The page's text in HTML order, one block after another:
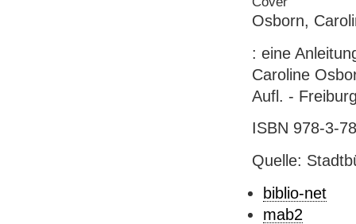
Osborn,
: eine
Caroline
Aufl. -
ISBN 978-3-
Quelle:
biblio-net
mab2